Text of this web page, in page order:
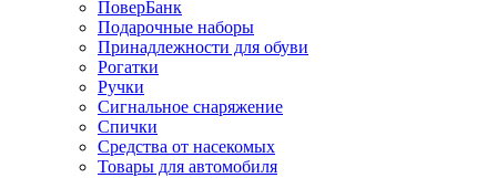
ПоверБанк
Подарочные наборы
Принадлежности для обуви
Рогатки
Ручки
Сигнальное снаряжение
Спички
Средства от насекомых
Товары для автомобиля